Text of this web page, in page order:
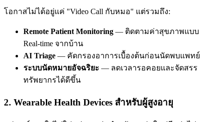
โอกาสไม่ได้อยู่แค่ "Video Call กับหมอ" แต่รวมถึง:
Remote Patient Monitoring — ติดตามค่าสุขภาพแบบ
Real-time จากบ้าน
AI Triage — คัดกรองอาการเบื้องต้นก่อนนัดพบแพทย์
ระบบนัดหมายอัจฉริยะ — ลดเวลารอคอยและจัดสรร
ทรัพยากรได้ดีขึ้น
2. Wearable Health Devices สำหรับผู้สูงอายุ